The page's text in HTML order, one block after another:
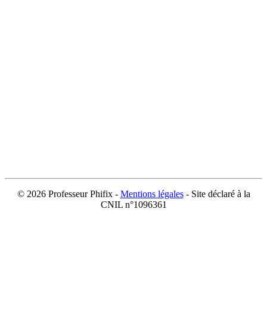
© 2026 Professeur Phifix - Mentions légales- Site déclaré à la
CNIL n°1096361